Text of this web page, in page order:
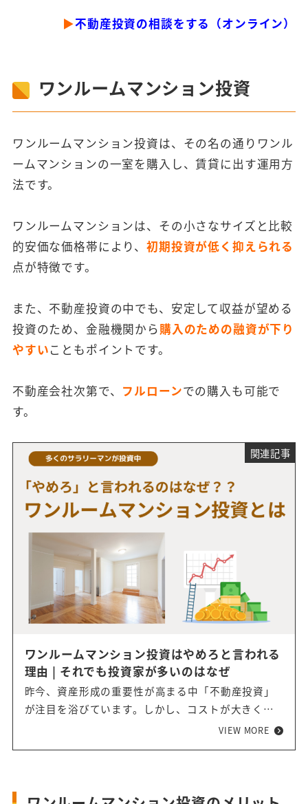
▶不動産投資の相談をする（オンライン）
ワンルームマンション投資
ワンルームマンション投資は、その名の通りワンル
ームマンションの一室を購入し、賃貸に出す運用方
法です。
ワンルームマンションは、その小さなサイズと比較
的安価な価格帯により、初期投資が低く抑えられる
点が特徴です。
また、不動産投資の中でも、安定して収益が望める
投資のため、金融機関から購入のための融資が下り
やすいこともポイントです。
不動産会社次第で、 フルローンでの購入も可能で
す。
関連記事
ワンルームマンション投資はやめろと言われる
理由 | それでも投資家が多いのはなぜ
昨今、資産形成の重要性が高まる中「不動産投資」
が注目を浴びています。しかし、コストが大きくか
かりそう、手間がかかりそうと思えることから、ハ
もほとんどかからない投資方法です。まずは知るこ
VIEW MORE